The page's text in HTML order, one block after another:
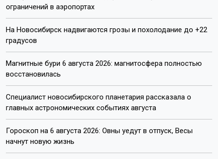
ограничений в аэропортах
На Новосибирск надвигаются грозы и похолодание до +22
градусов
Магнитные бури 6 августа 2026: магнитосфера полностью
восстановилась
Специалист новосибирского планетария рассказала о
главных астрономических событиях августа
Гороскоп на 6 августа 2026: Овны уедут в отпуск, Весы
начнут новую жизнь